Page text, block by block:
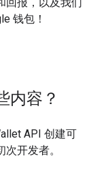
钱包！
内容？
API 创建可
开发者。